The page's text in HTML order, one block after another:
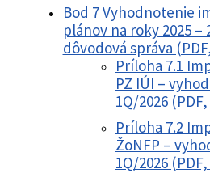
Bod 7 Vyhodnotenie
plánov na roky 2025 –
dôvodová správa
Príloha 7.1
PZ IÚI –
1Q/2026
Príloha 7.2
ŽoNFP –
1Q/2026